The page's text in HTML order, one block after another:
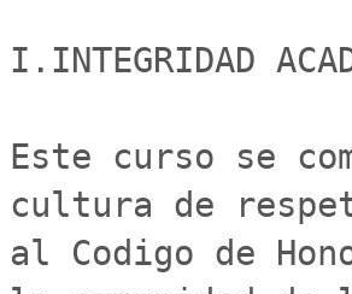
I.INTEGRIDAD
Este curso se
cultura de
al Codigo de